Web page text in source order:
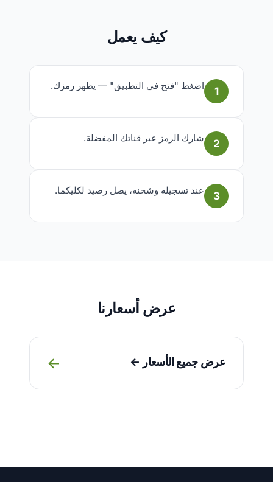
كيف يعمل
1 اضغط "فتح في التطبيق" — يظهر رمزك.
2 شارك الرمز عبر قناتك المفضلة.
3 عند تسجيله وشحنه، يصل رصيد لكليكما.
عرض أسعارنا
عرض جميع الأسعار ← →